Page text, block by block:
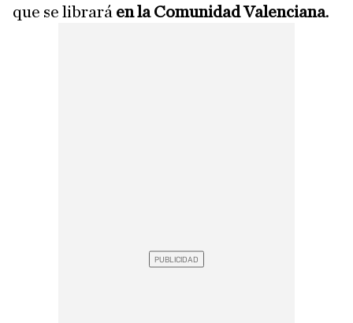
que se librará en la Comunidad Valenciana.